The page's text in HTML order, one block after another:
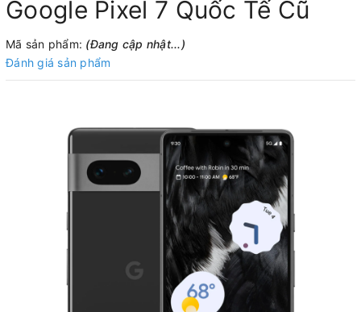
Google Pixel 7 Quốc Tế Cũ
Mã sản phẩm: (Đang cập nhật...)
Đánh giá sản phẩm